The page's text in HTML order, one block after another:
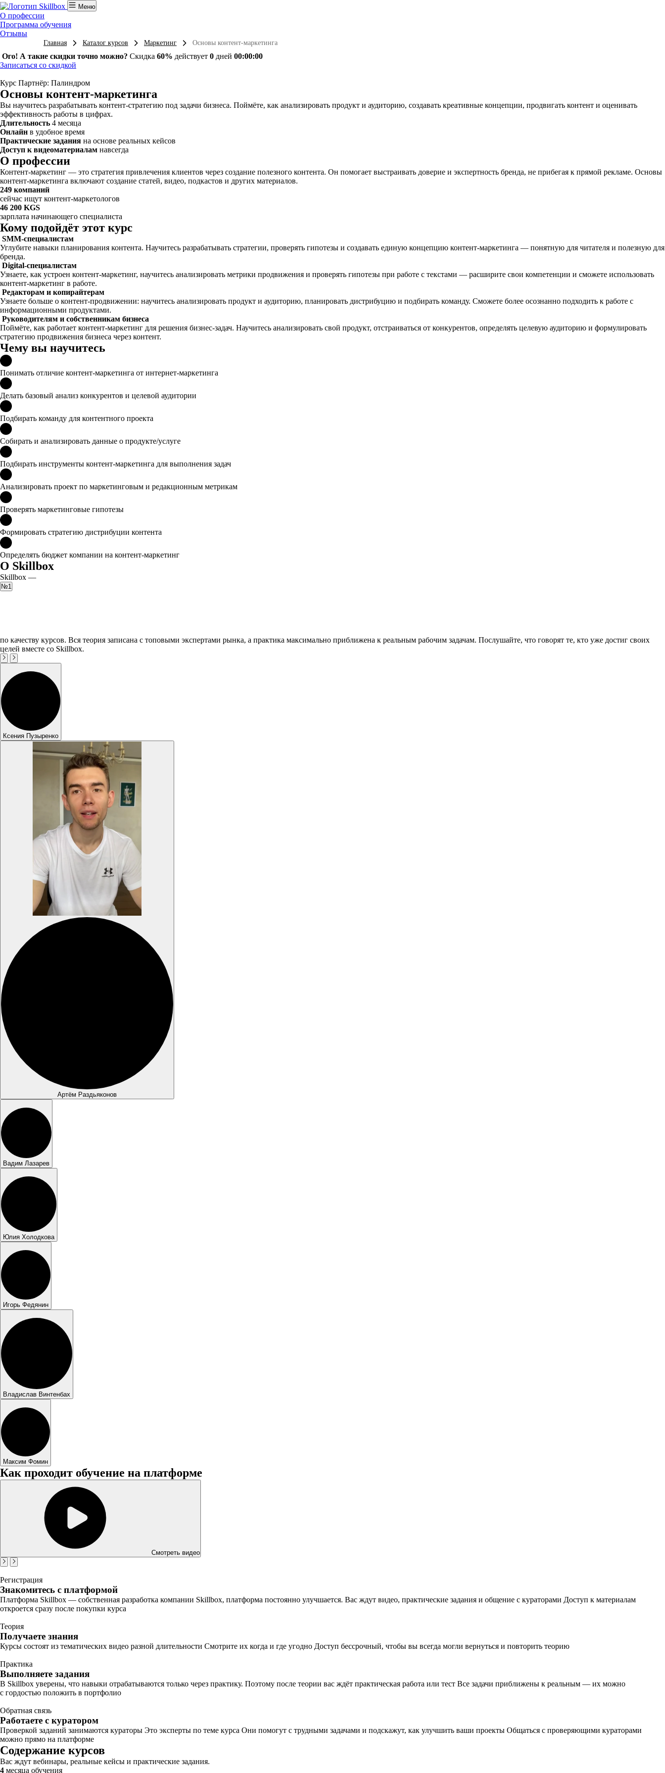
Меню
О профессии
Программа обучения
Отзывы
Главная Каталог курсов Маркетинг Основы контент-маркетинга
Ого! А такие скидки точно можно? Скидка 60% действует 0 дней 00:00:00
Записаться со скидкой
Курс Партнёр: Палиндром
Основы контент-маркетинга
Вы научитесь разрабатывать контент-стратегию под задачи бизнеса. Поймёте, как анализировать продукт и аудиторию, создавать креативные концепции, продвигать контент и оценивать
эффективность работы в цифрах.
Длительность 4 месяца
Онлайн в удобное время
Практические задания на основе реальных кейсов
Доступ к видеоматериалам навсегда
О профессии
Контент-маркетинг — это стратегия привлечения клиентов через создание полезного контента. Он помогает выстраивать доверие и экспертность бренда, не прибегая к прямой рекламе. Основы
контент-маркетинга включают создание статей, видео, подкастов и других материалов.
249 компаний
сейчас ищут контент-маркетологов
46 200 KGS
зарплата начинающего специалиста
Кому подойдёт этот курс
SMM-специалистам
Углубите навыки планирования контента. Научитесь разрабатывать стратегии, проверять гипотезы и создавать единую концепцию контент-маркетинга — понятную для читателя и полезную для
бренда.
Digital-специалистам
Узнаете, как устроен контент-маркетинг, научитесь анализировать метрики продвижения и проверять гипотезы при работе с текстами — расширите свои компетенции и сможете использовать
контент-маркетинг в работе.
Редакторам и копирайтерам
Узнаете больше о контент-продвижении: научитесь анализировать продукт и аудиторию, планировать дистрибуцию и подбирать команду. Сможете более осознанно подходить к работе с
информационными продуктами.
Руководителям и собственникам бизнеса
Поймёте, как работает контент-маркетинг для решения бизнес-задач. Научитесь анализировать свой продукт, отстраиваться от конкурентов, определять целевую аудиторию и формулировать
стратегию продвижения бизнеса через контент.
Чему вы научитесь
Понимать отличие контент-маркетинга от интернет-маркетинга
Делать базовый анализ конкурентов и целевой аудитории
Подбирать команду для контентного проекта
Собирать и анализировать данные о продукте/услуге
Подбирать инструменты контент-маркетинга для выполнения задач
Анализировать проект по маркетинговым и редакционным метрикам
Проверять маркетинговые гипотезы
Формировать стратегию дистрибуции контента
Определять бюджет компании на контент-маркетинг
О Skillbox
Skillbox —
№1
по качеству курсов. Вся теория записана с топовыми экспертами рынка, а практика максимально приближена к реальным рабочим задачам. Послушайте, что говорят те, кто уже достиг своих
целей вместе со Skillbox.
Ксения Пузыренко
Артём Раздьяконов
Вадим Лазарев
Юлия Холодкова
Игорь Федянин
Владислав Винтенбах
Максим Фомин
Как проходит обучение на платформе
Смотреть видео
Регистрация
Знакомитесь с платформой
Платформа Skillbox — собственная разработка компании Skillbox, платформа постоянно улучшается. Вас ждут видео, практические задания и общение с кураторами Доступ к материалам
откроется сразу после покупки курса
Теория
Получаете знания
Курсы состоят из тематических видео разной длительности Смотрите их когда и где угодно Доступ бессрочный, чтобы вы всегда могли вернуться и повторить теорию
Практика
Выполняете задания
В Skillbox уверены, что навыки отрабатываются только через практику. Поэтому после теории вас ждёт практическая работа или тест Все задачи приближены к реальным — их можно
с гордостью положить в портфолио
Обратная связь
Работаете с куратором
Проверкой заданий занимаются кураторы Это эксперты по теме курса Они помогут с трудными задачами и подскажут, как улучшить ваши проекты Общаться с проверяющими кураторами
можно прямо на платформе
Содержание курсов
Вас ждут вебинары, реальные кейсы и практические задания.
4 месяца обучения